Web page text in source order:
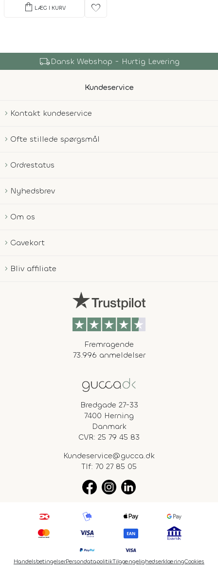
shopping_bag LÆG I KURV favorite
local_shippingDansk Webshop - Hurtig Levering
Kundeservice
Kontakt kundeservice
Ofte stillede spørgsmål
Ordrestatus
Nyhedsbrev
Om os
Gavekort
Bliv affiliate
Fremragende
73.996 anmeldelser
Bredgade 27-33
7400 Herning
Danmark
CVR: 25 79 45 83
Kundeservice@gucca.dk
Tlf: 70 27 85 05
HandelsbetingelserPersondatapolitikTilgængelighedserklæringCookies